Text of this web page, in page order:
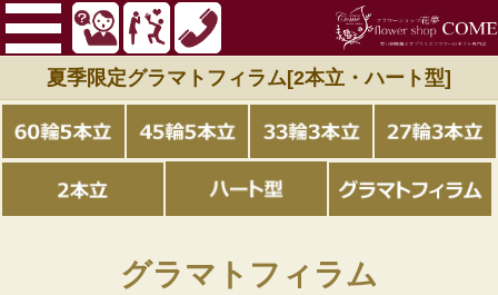
夏季限定グラマトフィラム[2本立・ハート型]
グラマトフィラム